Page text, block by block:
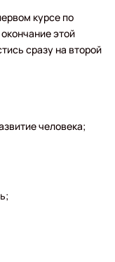
курсе по
этой
сразу на второй
человека;